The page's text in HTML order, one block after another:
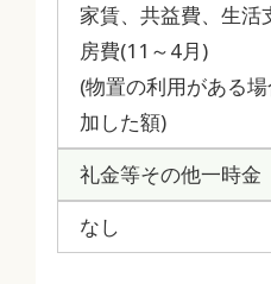
家賃、共益費、生活
房費(11～4月)
(物置の利用がある
加した額)
礼金等その他一時金
なし